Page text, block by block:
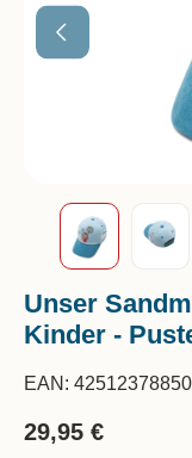
Unser
Kinder -
EAN:
29,95 €